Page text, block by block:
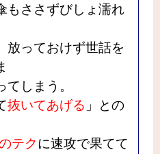
もささずびしょ濡れ
放っておけず世話を
しまう。
抜いてあげる 」との
テクに速攻で果てて